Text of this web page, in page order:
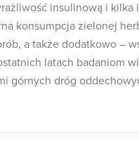
insulinową i kilka
konsumpcja zielonej
a także dodatkowo –
latach badaniom
górnych dróg